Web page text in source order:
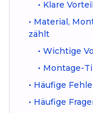
• Klare
• Material,
zählt
• Wichtige
• Montage-
• Häufige
• Häufige